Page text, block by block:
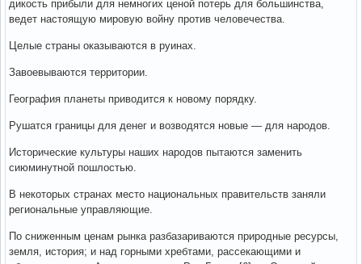
дикость прибыли для немногих ценой потерь для большинства,
ведет настоящую мировую войну против человечества.
Целые страны оказываются в руинах.
Завоевываются территории.
География планеты приводится к новому порядку.
Рушатся границы для денег и возводятся новые — для народов.
Исторические культуры наших народов пытаются заменить
сиюминутной пошлостью.
В некоторых странах место национальных правительств заняли
региональные управляющие.
По сниженным ценам рынка разбазариваются природные ресурсы,
земля, история; и над горными хребтами, рассекающими и